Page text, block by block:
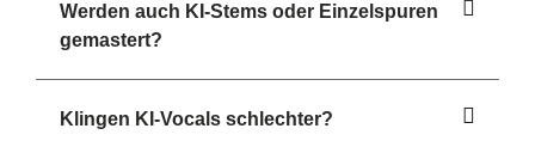
Werden auch KI-Stems oder Einzelspuren
gemastert?
Klingen KI-Vocals schlechter?